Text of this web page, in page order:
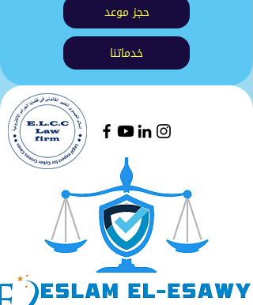
حجز موعد
خدماتنا